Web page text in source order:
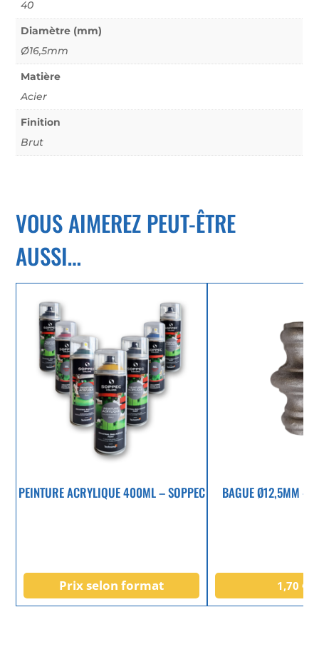
40
Diamètre (mm)
Ø16,5mm
Matière
Acier
Finition
Brut
VOUS AIMEREZ PEUT-ÊTRE
AUSSI…
PEINTURE ACRYLIQUE 400ML – SOPPEC
Prix selon format
BAGUE Ø12,5MM –
1,70€